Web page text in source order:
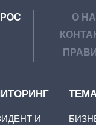
РОС
О
И